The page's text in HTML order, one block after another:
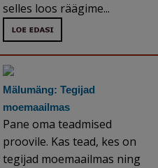
selles loos räägime...
Mälumäng: Tegijad
moemaailmas
Pane oma teadmised
proovile. Kas tead, kes on
tegijad moemaailmas ning